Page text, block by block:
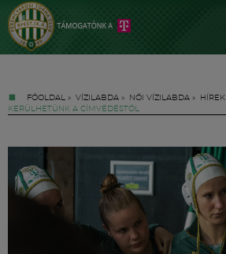
FŐOLDAL » VÍZILABDA » NŐI VÍZILABDA » HÍREK
KERÜLHETÜNK A CÍMVÉDÉSTŐL
Jegyek